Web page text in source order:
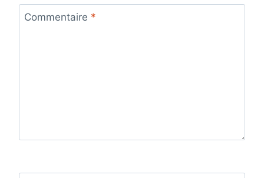
Commentaire *